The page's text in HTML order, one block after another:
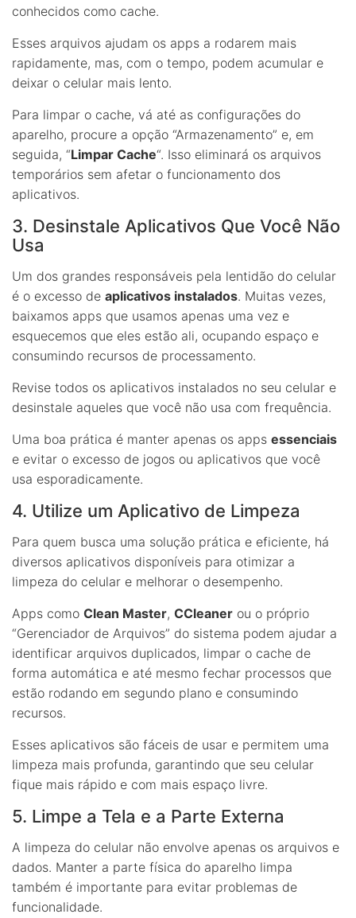
conhecidos como cache.
Esses arquivos ajudam os apps a rodarem mais
rapidamente, mas, com o tempo, podem acumular e
deixar o celular mais lento.
Para limpar o cache, vá até as configurações do
aparelho, procure a opção “Armazenamento” e, em
seguida, “Limpar Cache“. Isso eliminará os arquivos
temporários sem afetar o funcionamento dos
aplicativos.
3. Desinstale Aplicativos Que Você Não
Usa
Um dos grandes responsáveis pela lentidão do celular
é o excesso de aplicativos instalados. Muitas vezes,
baixamos apps que usamos apenas uma vez e
esquecemos que eles estão ali, ocupando espaço e
consumindo recursos de processamento.
Revise todos os aplicativos instalados no seu celular e
desinstale aqueles que você não usa com frequência.
Uma boa prática é manter apenas os apps essenciais
e evitar o excesso de jogos ou aplicativos que você
usa esporadicamente.
4. Utilize um Aplicativo de Limpeza
Para quem busca uma solução prática e eficiente, há
diversos aplicativos disponíveis para otimizar a
limpeza do celular e melhorar o desempenho.
Apps como Clean Master, CCleaner ou o próprio
“Gerenciador de Arquivos” do sistema podem ajudar a
identificar arquivos duplicados, limpar o cache de
forma automática e até mesmo fechar processos que
estão rodando em segundo plano e consumindo
recursos.
Esses aplicativos são fáceis de usar e permitem uma
limpeza mais profunda, garantindo que seu celular
fique mais rápido e com mais espaço livre.
5. Limpe a Tela e a Parte Externa
A limpeza do celular não envolve apenas os arquivos e
dados. Manter a parte física do aparelho limpa
também é importante para evitar problemas de
funcionalidade.